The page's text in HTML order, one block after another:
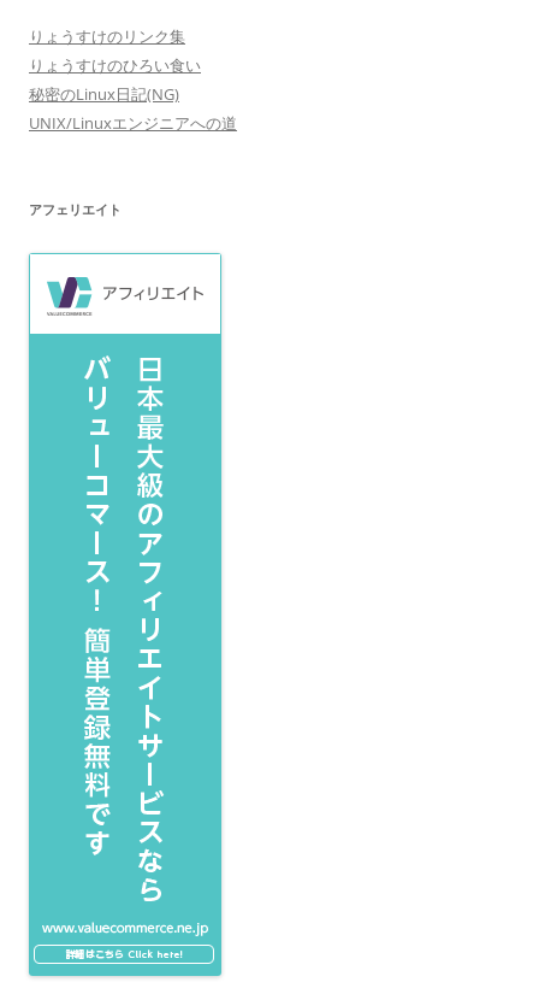
りょうすけのリンク集
りょうすけのひろい食い
秘密のLinux日記(NG)
UNIX/Linuxエンジニアへの道
アフェリエイト